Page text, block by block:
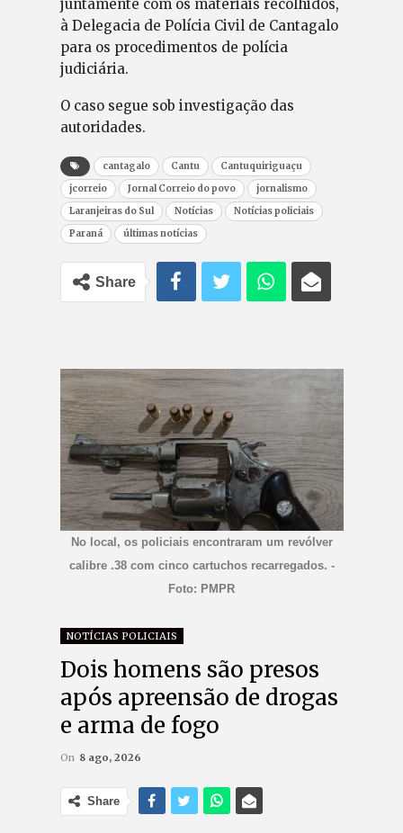
juntamente com os materiais recolhidos,
à Delegacia de Polícia Civil de Cantagalo
para os procedimentos de polícia
judiciária.
O caso segue sob investigação das
autoridades.
cantagalo Cantu
Cantuquiriguaçu
jcorreio
Jornal Correio do povo
jornalismo
Laranjeiras do Sul
Notícias
Notícias policiais
Paraná
últimas notícias
Share
No local, os policiais encontraram um revólver
calibre .38 com cinco cartuchos recarregados. -
Foto: PMPR
NOTÍCIAS POLICIAIS
Dois homens são presos
após apreensão de drogas
e arma de fogo
On 8 ago, 2026
Share